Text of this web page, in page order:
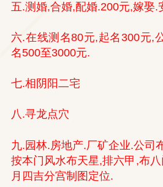
五.测婚,合婚,配婚.200元,嫁娶.
六.在线测名80元,起名300元,
名500至3000元.
七.相阴阳二宅
八.寻龙点穴
九.园林.房地产.厂矿企业.公司
按本门风水布天星,排六甲,布
月四吉分宫制图定位.